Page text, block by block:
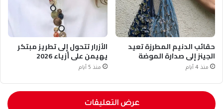
حقائب الدنيم المطرزة تعيد
الجينز إلى صدارة الموضة
منذ 4 أيام
الأزرار تتحول إلى تطريز مبتكر
يهيمن على أزياء 2026
منذ 5 أيام
عرض التعليقات